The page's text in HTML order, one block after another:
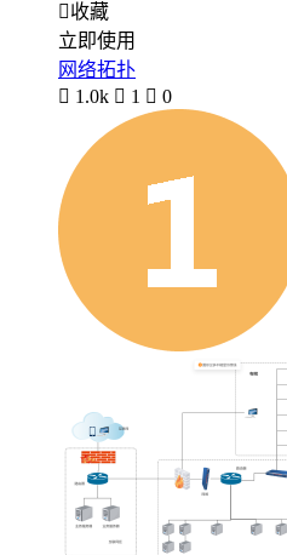
收藏
立即使用
网络拓扑
 1.0k  1  0